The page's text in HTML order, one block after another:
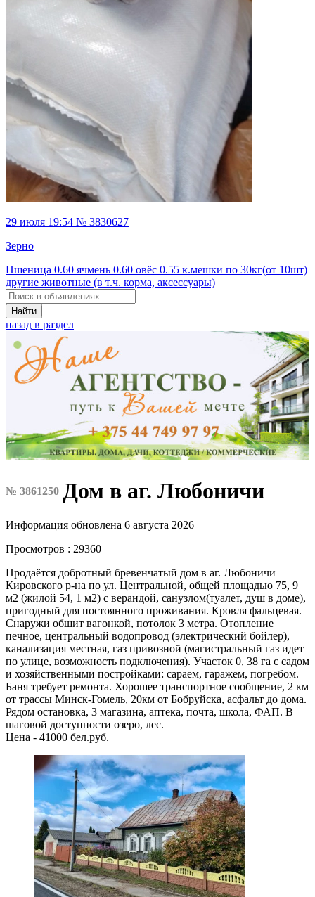
29 июля 19:54 № 3830627
Зерно
Пшеница 0.60 ячмень 0.60 овёс 0.55 к.мешки по 30кг(от 10шт)
другие животные (в т.ч. корма, аксессуары)
Найти
назад в раздел
№ 3861250 Дом в аг. Любоничи
Информация обновлена 6 августа 2026
Просмотров : 29360
Продаётся добротный бревенчатый дом в аг. Любоничи
Кировского р-на по ул. Центральной, общей площадью 75, 9
м2 (жилой 54, 1 м2) с верандой, санузлом(туалет, душ в доме),
пригодный для постоянного проживания. Кровля фальцевая.
Снаружи обшит вагонкой, потолок 3 метра. Отопление
печное, центральный водопровод (электрический бойлер),
канализация местная, газ привозной (магистральный газ идет
по улице, возможность подключения). Участок 0, 38 га с садом
и хозяйственными постройками: сараем, гаражем, погребом.
Баня требует ремонта. Хорошее транспортное сообщение, 2 км
от трассы Минск-Гомель, 20км от Бобруйска, асфальт до дома.
Рядом остановка, 3 магазина, аптека, почта, школа, ФАП. В
шаговой доступности озеро, лес.
Цена - 41000 бел.руб.